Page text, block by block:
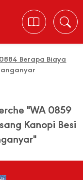
Berapa Biaya
"WA 0859
Kanopi Besi